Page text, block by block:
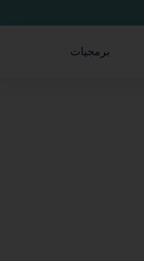
برمجيات